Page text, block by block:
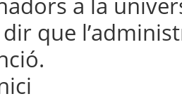
dir que